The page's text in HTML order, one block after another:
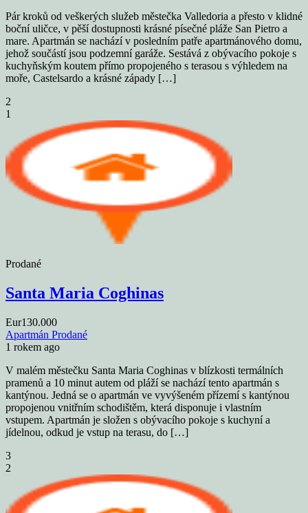
Pár kroků od veškerých služeb městečka Valledoria a přesto v klidné
boční uličce, v pěší dostupnosti krásné písečné pláže San Pietro a
mare. Apartmán se nachází v posledním patře apartmánového domu,
jehož součástí jsou podzemní garáže. Sestává z obývacího pokoje s
kuchyňským koutem přímo propojeného s terasou s výhledem na
moře, Castelsardo a krásné západy […]
2
1
Prodané
Santa Maria Coghinas
Eur130.000
Apartmán Prodané
1 rokem ago
V malém městečku Santa Maria Coghinas v blízkosti termálních
pramenů a 10 minut autem od pláží se nachází tento apartmán s
kantýnou. Jedná se o apartmán ve vyvýšeném přízemí s kantýnou
propojenou vnitřním schodištěm, která disponuje i vlastním
vstupem. Apartmán je složen s obývacího pokoje s kuchyní a
jídelnou, odkud je vstup na terasu, do […]
3
2